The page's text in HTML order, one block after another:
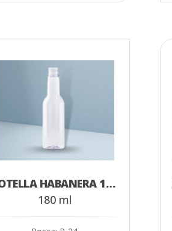
BOTELLA HABANERA 180 ML
180 ml